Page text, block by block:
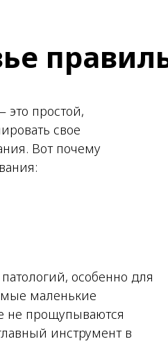
это простой,
свое
Вот почему
особенно для
маленькие
не прощупываются
инструмент в